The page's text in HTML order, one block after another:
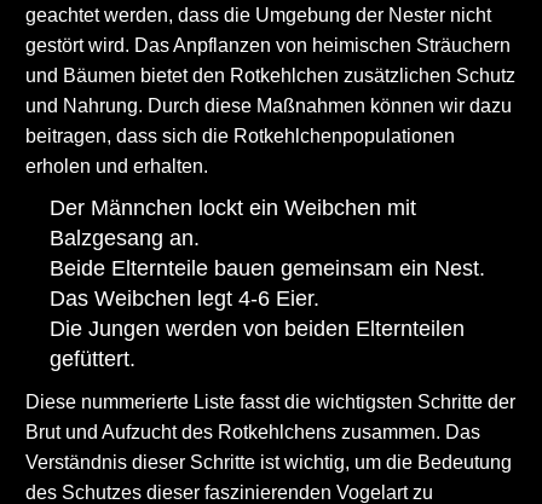
geachtet werden, dass die Umgebung der Nester nicht
gestört wird. Das Anpflanzen von heimischen Sträuchern
und Bäumen bietet den Rotkehlchen zusätzlichen Schutz
und Nahrung. Durch diese Maßnahmen können wir dazu
beitragen, dass sich die Rotkehlchenpopulationen
erholen und erhalten.
Der Männchen lockt ein Weibchen mit
Balzgesang an.
Beide Elternteile bauen gemeinsam ein Nest.
Das Weibchen legt 4-6 Eier.
Die Jungen werden von beiden Elternteilen
gefüttert.
Diese nummerierte Liste fasst die wichtigsten Schritte der
Brut und Aufzucht des Rotkehlchens zusammen. Das
Verständnis dieser Schritte ist wichtig, um die Bedeutung
des Schutzes dieser faszinierenden Vogelart zu